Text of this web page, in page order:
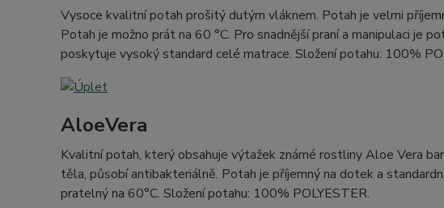
Vysoce kvalitní potah prošitý dutým vláknem. Potah je velmi
Potah je možno prát na 60 °C. Pro snadnější praní a manipulaci je
poskytuje vysoký standard celé matrace. Složení potahu: 100%
AloeVera
Kvalitní potah, který obsahuje výtažek známé rostliny Aloe Vera
těla, působí antibakteriálně. Potah je příjemný na dotek a
pratelný na 60°C. Složení potahu: 100% POLYESTER.